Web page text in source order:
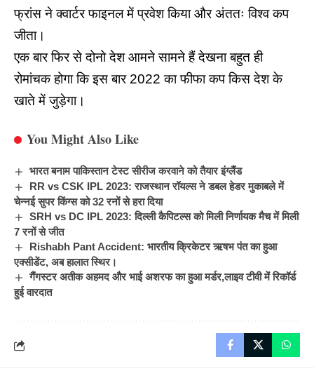
फ्रांस ने क्वार्टर फाइनल में प्रवेश किया और अंततः विश्व कप
जीता।
एक बार फिर से दोनो देश आमने सामने हैं देखना बहुत ही
रोमांचक होगा कि इस बार 2022 का फीफा कप किस देश के
खाते में जुड़ेगा।
You Might Also Like
भारत बनाम पाकिस्तान टेस्ट सीरीज करवाने को तैयार इंग्लैंड
RR vs CSK IPL 2023: राजस्थान रॉयल्स ने डबल हेडर मुकाबले में
चेन्नई सुपर किंग्स को 32 रनों से हरा दिया
SRH vs DC IPL 2023: दिल्ली कैपिटल्स को मिली निर्णायक मैच में मिली
7 रनों से जीत
Rishabh Pant Accident: भारतीय क्रिकेटर ऋषभ पंत का हुआ
एक्सीडेंट, अब हालात स्थिर।
गैंगस्टर अतीक अहमद और भाई अशरफ का हुआ मर्डर,लाइव टीवी में रिकॉर्ड
हुई वारदात